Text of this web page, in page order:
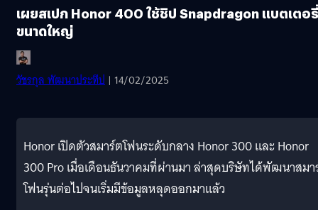
เผยสเปก Honor 400 ใช้ชิป Snapdragon แบตเตอรี่
ขนาดใหญ่
วัชรกุล พัฒนาประทีป | 14/02/2025
Honor เปิดตัวสมาร์ตโฟนระดับกลาง Honor 300 และ Honor
300 Pro เมื่อเดือนธันวาคมที่ผ่านมา ล่าสุดบริษัทได้พัฒนาสม
โฟนรุ่นต่อไปจนเริ่มมีข้อมูลหลุดออกมาแล้ว